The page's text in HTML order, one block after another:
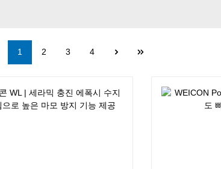
Page
1 Page
2 Page
3 Page
4